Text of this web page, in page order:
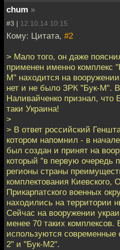
chum »
#3 | 12.10.14 10:15
Кому: Цитата, #2
> Мало того, он даже
применен именно комплекс
М" находится на
нет и не было ЗРК "Бук-М".
Наливайченко признал, что
таки Украина!
>
> В ответ российский
котором напомнил - в
был создан и принят на
который "в первую очередь
регионы страны
комплектования Киевского,
Прикарпатского военных
находились на территории
Сейчас на вооружении
менее 70 таких
используются
2" и "Бук-М2".